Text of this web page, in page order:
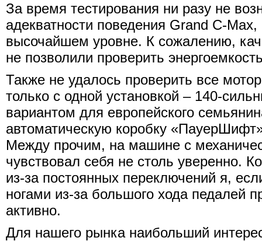
За время тестирования ни разу не
адекватности поведения Grand C-
высочайшем уровне. К сожалению,
не позволили проверить
Также не удалось проверить все
только с одной установкой – 140-
вариантом для европейского
автоматическую коробку
Между прочим, на машине с
чувствовал себя не столь уверенно.
из-за постоянных переключений я,
ногами из-за большого хода педалей
активно.
Для нашего рынка наибольший